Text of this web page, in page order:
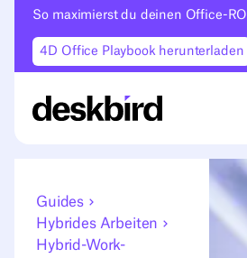
So maximierst du deinen Office-ROI
4D Office Playbook herunterladen
Guides
Hybrides Arbeiten
Hybrid-Work-